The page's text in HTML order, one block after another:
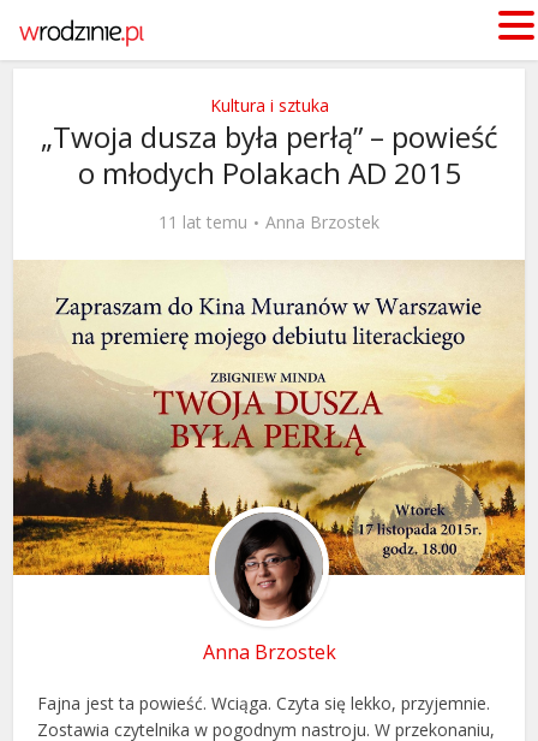
Kultura i sztuka
„Twoja dusza była perłą” – powieść
o młodych Polakach AD 2015
11 lat temu Anna Brzostek
Anna Brzostek
Fajna jest ta powieść. Wciąga. Czyta się lekko, przyjemnie.
Zostawia czytelnika w pogodnym nastroju. W przekonaniu,